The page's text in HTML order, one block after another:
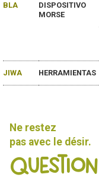
BLA
DISPOSITIVO
MORSE
JIWA HERRAMIENTAS
Ne restez
pas avec le désir.
Question